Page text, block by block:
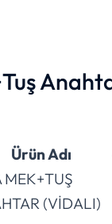
Ürün Adı
MEK+TUŞ
(VİDALI)